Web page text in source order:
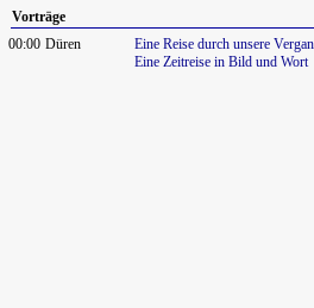
Vorträge
00:00 Düren
Eine Reise durch unsere
Eine Zeitreise in Bild und Wort